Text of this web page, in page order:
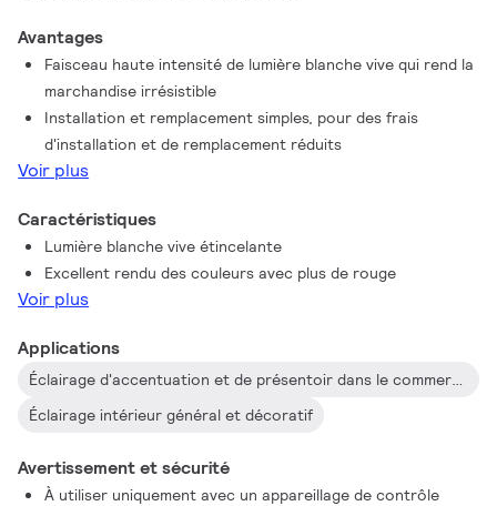
Avantages
Faisceau haute intensité de lumière blanche vive qui rend la
marchandise irrésistible
Installation et remplacement simples, pour des frais
d'installation et de remplacement réduits
Voir plus
Caractéristiques
Lumière blanche vive étincelante
Excellent rendu des couleurs avec plus de rouge
Voir plus
Applications
Éclairage d'accentuation et de présentoir dans le commerce
Éclairage intérieur général et décoratif
Avertissement et sécurité
À utiliser uniquement avec un appareillage de contrôle